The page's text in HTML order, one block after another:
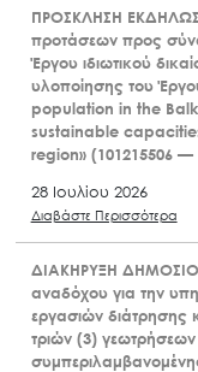
ΠΡΟΣΚΛΗΣΗ
προτάσεων προς
Έργου ιδιωτικού
υλοποίησης του
population in the
sustainable
region» (101215506 —
28 Ιουλίου 2026
Διαβάστε Περισσότερα
ΔΙΑΚΗΡΥΞΗ
αναδόχου για την
εργασιών διάτρησης
τριών (3)